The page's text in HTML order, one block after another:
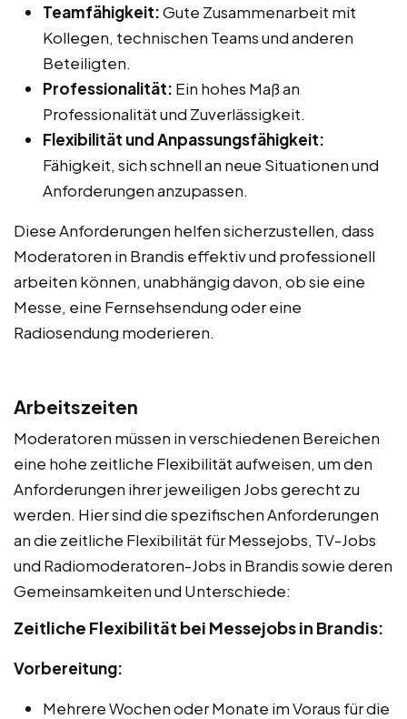
Teamfähigkeit:Gute Zusammenarbeit mit
Kollegen, technischen Teams und anderen
Beteiligten.
Professionalität: Ein hohes Maß an
Professionalität und Zuverlässigkeit.
Flexibilität und Anpassungsfähigkeit:
Fähigkeit, sich schnell an neue Situationen und
Anforderungen anzupassen.
Diese Anforderungen helfen sicherzustellen, dass
Moderatoren in Brandis effektiv und professionell
arbeiten können, unabhängig davon, ob sie eine
Messe, eine Fernsehsendung oder eine
Radiosendung moderieren.
Arbeitszeiten
Moderatoren müssen in verschiedenen Bereichen
eine hohe zeitliche Flexibilität aufweisen, um den
Anforderungen ihrer jeweiligen Jobs gerecht zu
werden. Hier sind die spezifischen Anforderungen
an die zeitliche Flexibilität für Messejobs, TV-Jobs
und Radiomoderatoren-Jobs in Brandis sowie deren
Gemeinsamkeiten und Unterschiede:
Zeitliche Flexibilität bei Messejobs in Brandis:
Vorbereitung:
Mehrere Wochen oder Monate im Voraus für die